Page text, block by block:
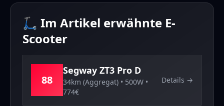
🛴 Im Artikel erwähnte E-
Scooter
88
Segway ZT3 Pro D
34km (Aggregat) • 500W •
774€
Details →